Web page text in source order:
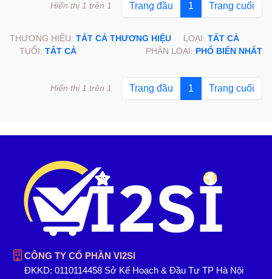
Trang đầu 1 Trang cuối
Hiển thị 1 trên 1
THƯƠNG HIỆU: TẤT CẢ THƯƠNG HIỆU LOẠI: TẤT CẢ
TUỔI: TẤT CẢ PHÂN LOẠI: PHỔ BIẾN NHẤT
Trang đầu 1 Trang cuối
Hiển thị 1 trên 1
CÔNG TY CỔ PHẦN VI2SI
ĐKKD: 0110114458 Sở Kế Hoạch & Đầu Tư TP Hà Nội